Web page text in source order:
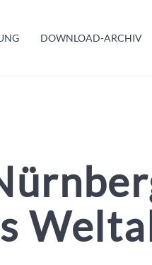
DOWNLOAD-ARCHIV